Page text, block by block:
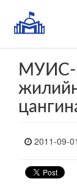
МУИС-
2011-09-01